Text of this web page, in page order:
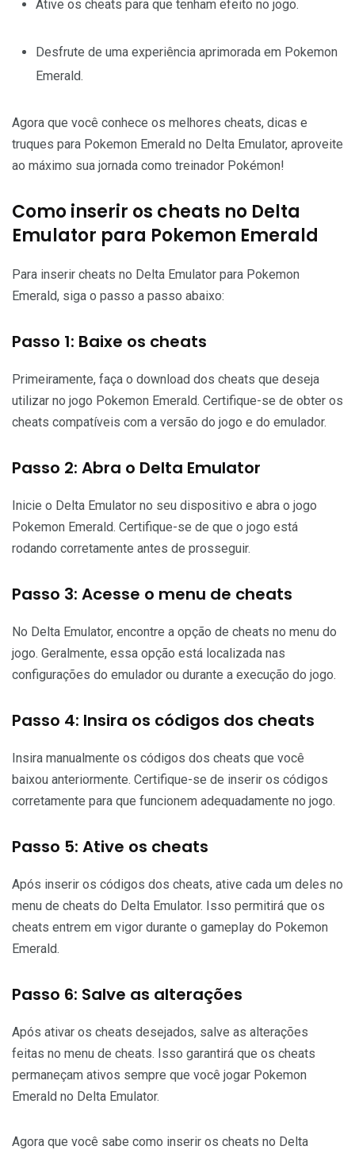
Ative os cheats para que tenham efeito no jogo.
Desfrute de uma experiência aprimorada em Pokemon
Emerald.
Agora que você conhece os melhores cheats, dicas e
truques para Pokemon Emerald no Delta Emulator, aproveite
ao máximo sua jornada como treinador Pokémon!
Como inserir os cheats no Delta
Emulator para Pokemon Emerald
Para inserir cheats no Delta Emulator para Pokemon
Emerald, siga o passo a passo abaixo:
Passo 1: Baixe os cheats
Primeiramente, faça o download dos cheats que deseja
utilizar no jogo Pokemon Emerald. Certifique-se de obter os
cheats compatíveis com a versão do jogo e do emulador.
Passo 2: Abra o Delta Emulator
Inicie o Delta Emulator no seu dispositivo e abra o jogo
Pokemon Emerald. Certifique-se de que o jogo está
rodando corretamente antes de prosseguir.
Passo 3: Acesse o menu de cheats
No Delta Emulator, encontre a opção de cheats no menu do
jogo. Geralmente, essa opção está localizada nas
configurações do emulador ou durante a execução do jogo.
Passo 4: Insira os códigos dos cheats
Insira manualmente os códigos dos cheats que você
baixou anteriormente. Certifique-se de inserir os códigos
corretamente para que funcionem adequadamente no jogo.
Passo 5: Ative os cheats
Após inserir os códigos dos cheats, ative cada um deles no
menu de cheats do Delta Emulator. Isso permitirá que os
cheats entrem em vigor durante o gameplay do Pokemon
Emerald.
Passo 6: Salve as alterações
Após ativar os cheats desejados, salve as alterações
feitas no menu de cheats. Isso garantirá que os cheats
permaneçam ativos sempre que você jogar Pokemon
Emerald no Delta Emulator.
Agora que você sabe como inserir os cheats no Delta